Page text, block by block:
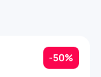
-50%